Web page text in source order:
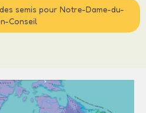
semis pour Notre-Dame-du-
Conseil